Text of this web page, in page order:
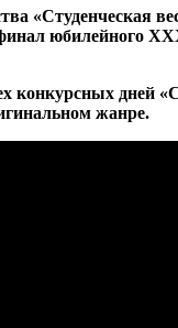
«Студенческая
юбилейного
конкурсных дней
жанре.